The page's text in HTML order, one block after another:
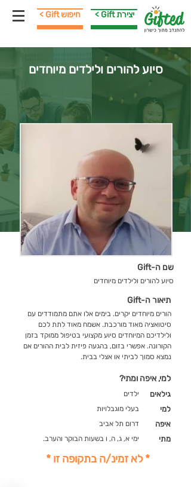
< Gift חיפוש < Gift יצירת
סיוע להורים ולילדים מיוחדים
שם ה-Gift
סיוע להורים ולילדים מיוחדים
תיאור ה-Gift
הורים מיוחדים יקרים. בימים אלו אתם מתמודדים עם
סיטואציה מאוד מורכבת. אשמח מאוד לתת לכם
ולילדיכם המיוחדים סיוע מקצועי בטיפול ממוקד בזמן
הקורונה. אפשרי בזום, בהגעה פיזית לבית ההורים אם
נמצא סמוך לביתי או אצלי בבית.
למי, איפה ומתי?
ילדים גילאים
בעלי מוגבלויות למי
דרום תל אביב איפה
ימי א, ג, ה, ו בשעות הבוקר והערב. מתי
* לא זמינ/ה בתקופה זו *